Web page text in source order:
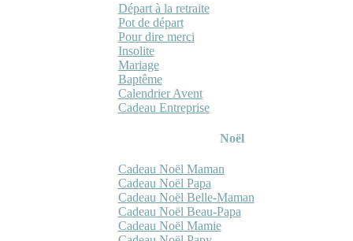
Départ à la retraite
Pot de départ
Pour dire merci
Insolite
Mariage
Baptême
Calendrier Avent
Cadeau Entreprise
Noël
Cadeau Noël Maman
Cadeau Noël Papa
Cadeau Noël Belle-Maman
Cadeau Noël Beau-Papa
Cadeau Noël Mamie